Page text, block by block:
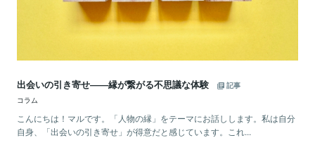
出会いの引き寄せ――縁が繋がる不思議な体験
記事
コラム
こんにちは！マルです。「人物の縁」をテーマにお話しします。私は自分
自身、「出会いの引き寄せ」が得意だと感じています。これ...